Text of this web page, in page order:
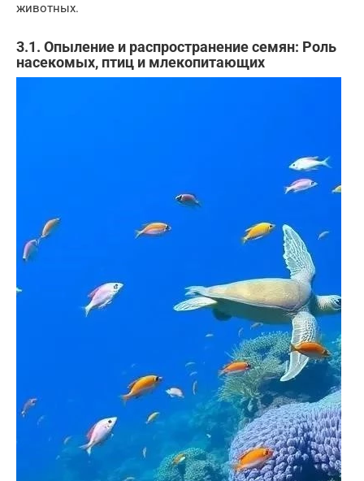
животных.
3.1. Опыление и распространение семян: Роль
насекомых, птиц и млекопитающих